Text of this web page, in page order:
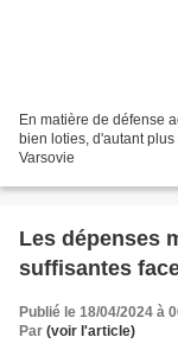
En matière de défense
bien loties, d'autant
Varsovie
Les dépenses
suffisantes
Publié le 18/04/2024 à
Par (voir l'article)